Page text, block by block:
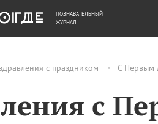
с праздником С Первым
с
ДЕНЬГИ
ПОЗНАВАТЕЛЬНЫЙ
ЖУРНАЛ